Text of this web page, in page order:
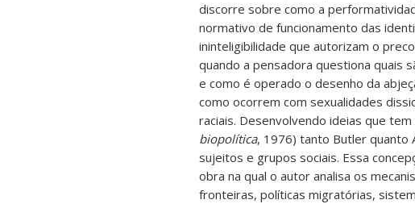
discorre sobre como a
normativo de funcionamento das
ininteligibilidade que autorizam o
quando a pensadora questiona quais
e como é operado o desenho da
como ocorrem com sexualidades
raciais. Desenvolvendo ideias que
biopolítica, 1976) tanto Butler quanto
sujeitos e grupos sociais. Essa
obra na qual o autor analisa os
fronteiras, políticas migratórias,